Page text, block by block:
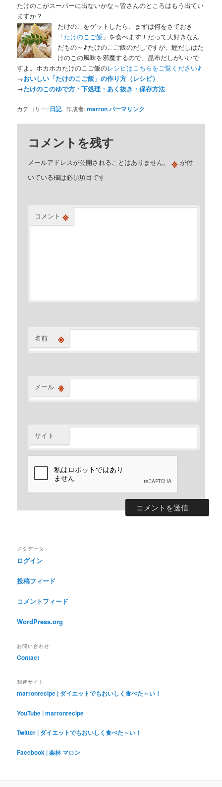
たけのこがスーパーに出ないかな～皆さんのところはもう出てい
ますか？
たけのこをゲットしたら、まずは何をさておき
「たけのこご飯 」を食べます！だって大好きなん
だもの～♪たけのこご飯のだしですが、鰹だしはた
けのこの風味を邪魔するので、昆布だしがいいで
すよ。ホカホカたけのこご飯のレシピはこちらをご覧ください♪
→おいしい「たけのこご飯」の作り方（レシピ）
→たけのこのゆで方・下処理・あく抜き・保存方法
カテゴリー: 日記作成者:marronパーマリンク
コメントを残す
メールアドレスが公開されることはありません。 ※ が付
いている欄は必須項目です
コメント ※
名前 ※
メール ※
サイト
メタデータ
ログイン
投稿フィード
コメントフィード
WordPress.org
お問い合わせ
Contact
関連サイト
marronrecipe | ダイエットでもおいしく食べた～い！
YouTube | marronrecipe
Twitter | ダイエットでもおいしく食べた～い！
Facebook | 栗林 マロン